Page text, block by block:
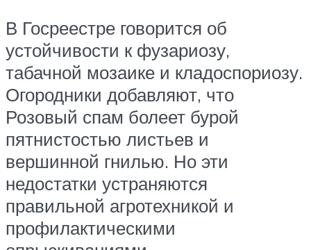
В Госреестре говорится об
устойчивости к фузариозу,
табачной мозаике и кладоспориозу.
Огородники добавляют, что
Розовый спам болеет бурой
пятнистостью листьев и
вершинной гнилью. Но эти
недостатки устраняются
правильной агротехникой и
профилактическими